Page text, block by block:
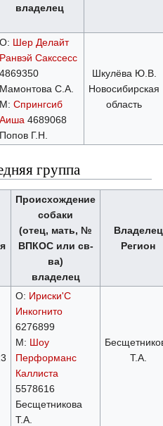
владелец
О: Шер Делайт
Ранвэй Сакссесс
4869350
Мамонтова С.А.
М: Спрингсиб
Аиша 4689068
Попов Г.Н.
Шкулёва Ю.В.
Новосибирская
область
группа
Происхождение
собаки
(отец, мать, №
ВПКОС или св-
ва)
владелец
Владелец
Регион
О: Ириски'С
Инкогнито
6276899
М: Шоу
Перформанс
Каллиста
5578616
Бесщетникова
Т.А.
Т.А.